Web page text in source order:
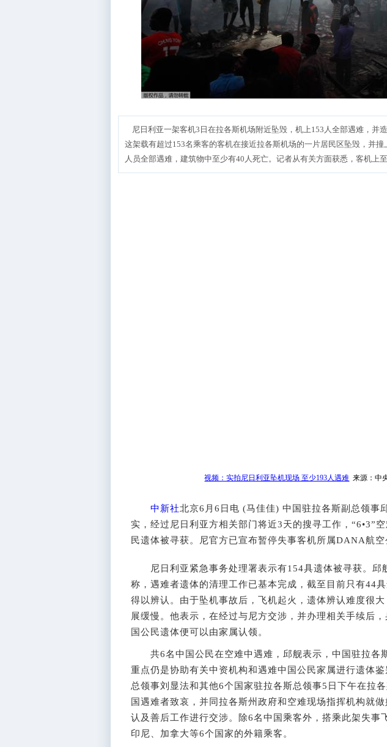
尼日利亚一架客机3日在拉各斯机场附近坠毁，机上153人全部遇难，并
这架载有超过153名乘客的客机在接近拉各斯机场的一片居民区坠毁，并
人员全部遇难，建筑物中至少有40人死亡。记者从有关方面获悉，客机上
视频：实拍尼日利亚坠机现场 至少193人遇难 来源：中
中新社北京6月6日电 (马佳佳) 中国驻拉各斯副总领事
实，经过尼日利亚方相关部门将近3天的搜寻工作，“6•3”
民遗体被寻获。尼官方已宣布暂停失事客机所属DANA航空
尼日利亚紧急事务处理署表示有154具遗体被寻获。邱
称，遇难者遗体的清理工作已基本完成，截至目前只有44
得以辨认。由于坠机事故后，飞机起火，遗体辨认难度很
展缓慢。他表示，在经过与尼方交涉，并办理相关手续后
国公民遗体便可以由家属认领。
共6名中国公民在空难中遇难，邱舰表示，中国驻拉各
重点仍是协助有关中资机构和遇难中国公民家属进行遗体
总领事刘显法和其他6个国家驻拉各斯总领事5日下午在拉
国遇难者致哀，并同拉各斯州政府和空难现场指挥机构就
认及善后工作进行交涉。除6名中国乘客外，搭乘此架失事
印尼、加拿大等6个国家的外籍乘客。